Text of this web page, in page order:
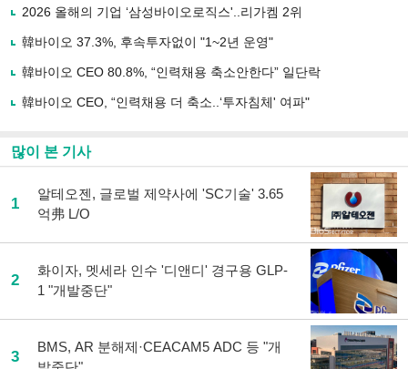
사
유
기
2026 올해의 기업 ‘삼성바이오로직스'..리가켐 2위
韓바이오 37.3%, 후속투자없이 "1~2년 운영"
韓바이오 CEO 80.8%, “인력채용 축소안한다” 일단락
韓바이오 CEO, “인력채용 더 축소..‘투자침체' 여파"
많이 본 기사
1
알테오젠, 글로벌 제약사에 'SC기술' 3.65
억弗 L/O
2
화이자, 멧세라 인수 '디앤디' 경구용 GLP-
1 "개발중단"
3
BMS, AR 분해제·CEACAM5 ADC 등 "개